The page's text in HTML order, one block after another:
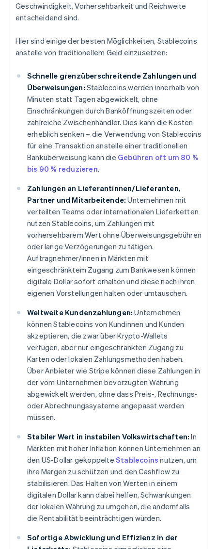
Geschwindigkeit, Vorhersehbarkeit und Reichweite
entscheidend sind.
Hier sind einige der besten Möglichkeiten, Stablecoins
anstelle von traditionellem Geld einzusetzen:
Schnelle grenzüberschreitende Zahlungen und
Überweisungen: Stablecoins werden innerhalb von
Minuten statt Tagen abgewickelt, ohne
Einschränkungen durch Banköffnungszeiten oder
zahlreiche Zwischenhändler. Dies kann die Kosten
erheblich senken – die Verwendung von Stablecoins
für eine Transaktion anstelle einer traditionellen
Banküberweisung kann die Gebühren oft um 80 %
bis 90 % reduzieren.
Zahlungen an Lieferantinnen/Lieferanten,
Partner und Mitarbeitende: Unternehmen mit
verteilten Teams oder internationalen Lieferketten
nutzen Stablecoins, um Zahlungen mit
vorhersehbarem Wert ohne Überweisungsgebühren
oder lange Verzögerungen zu tätigen.
Auftragnehmer/innen in Märkten mit
eingeschränktem Zugang zum Bankwesen können
digitale Dollar sofort erhalten und diese nach ihren
eigenen Vorstellungen halten oder umtauschen.
Weltweite Kundenzahlungen: Unternehmen
können Stablecoins von Kundinnen und Kunden
akzeptieren, die zwar über Krypto-Wallets
verfügen, aber nur eingeschränkten Zugang zu
Karten oder lokalen Zahlungsmethoden haben.
Über Anbieter wie Stripe können diese Zahlungen in
der vom Unternehmen bevorzugten Währung
abgewickelt werden, ohne dass Preis-, Rechnungs-
oder Abrechnungssysteme angepasst werden
müssen.
Stabiler Wert in instabilen Volkswirtschaften: In
Märkten mit hoher Inflation können Unternehmen an
den US-Dollar gekoppelte Stablecoins nutzen, um
ihre Margen zu schützen und den Cashflow zu
stabilisieren. Das Halten von Werten in einem
digitalen Dollar kann dabei helfen, Schwankungen
der lokalen Währung zu umgehen, die andernfalls
die Rentabilität beeinträchtigen würden.
Sofortige Abwicklung und Effizienz in der